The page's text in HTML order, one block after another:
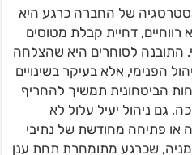
של החברה כרגע היא
רווחיים, דחיית קבלת מטוסים
התובנה לסוחרים היא שהצלחה
הפנימי, אלא בעיקר בשינויים
הביטחונית תמשיך להחריף
גם ניהול יעיל עלול לא
או פתיחה מחודשת של נתיבי
שכרגע מתומחרת תחת ענן